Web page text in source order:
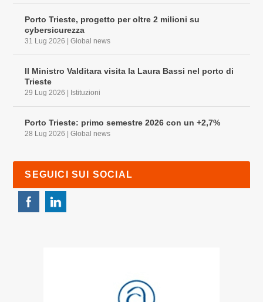
Porto Trieste, progetto per oltre 2 milioni su
cybersicurezza
31 Lug 2026 |Global news
Il Ministro Valditara visita la Laura Bassi nel porto di
Trieste
29 Lug 2026 Istituzioni
Porto Trieste: primo semestre 2026 con un +2,7%
28 Lug 2026 |Global news
SEGUICI SUI SOCIAL